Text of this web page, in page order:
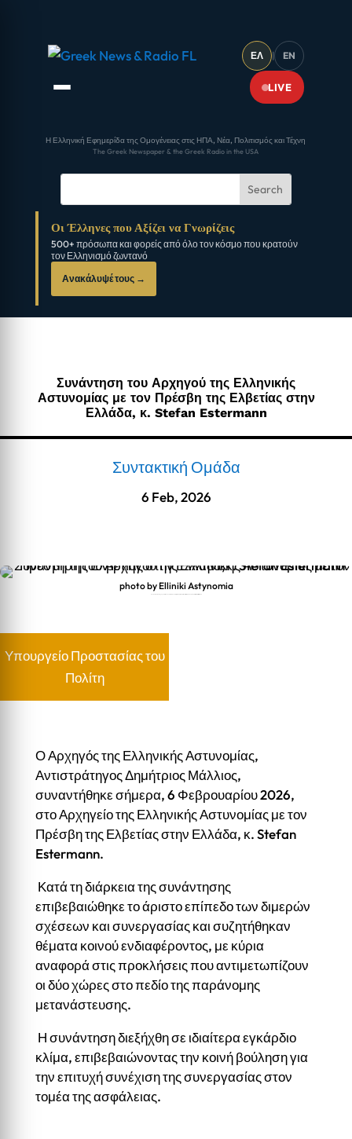
ΕΛ | EN
LIVE
Η Ελληνική Εφημερίδα της Ομογένειας στις ΗΠΑ, Νέα, Πολιτισμός και Τέχνη
The Greek Newspaper & the Greek Radio in the USA
Οι Έλληνες που Αξίζει να Γνωρίζεις
500+ πρόσωπα και φορείς από όλο τον κόσμο που κρατούν
τον Ελληνισμό ζωντανό
Ανακάλυψέ τους →
Συνάντηση του Αρχηγού της Ελληνικής
Αστυνομίας με τον Πρέσβη της Ελβετίας στην
Ελλάδα, κ. Stefan Estermann
Συντακτική Ομάδα
6 Feb, 2026
photo by Elliniki Astynomia
Υπουργείο Προστασίας του
Πολίτη
Ο Αρχηγός της Ελληνικής Αστυνομίας,
Αντιστράτηγος Δημήτριος Μάλλιος,
συναντήθηκε σήμερα, 6 Φεβρουαρίου 2026,
στο Αρχηγείο της Ελληνικής Αστυνομίας με τον
Πρέσβη της Ελβετίας στην Ελλάδα, κ. Stefan
Estermann.
Κατά τη διάρκεια της συνάντησης
επιβεβαιώθηκε το άριστο επίπεδο των διμερών
σχέσεων και συνεργασίας και συζητήθηκαν
θέματα κοινού ενδιαφέροντος, με κύρια
αναφορά στις προκλήσεις που αντιμετωπίζουν
οι δύο χώρες στο πεδίο της παράνομης
μετανάστευσης.
Η συνάντηση διεξήχθη σε ιδιαίτερα εγκάρδιο
κλίμα, επιβεβαιώνοντας την κοινή βούληση για
την επιτυχή συνέχιση της συνεργασίας στον
τομέα της ασφάλειας.